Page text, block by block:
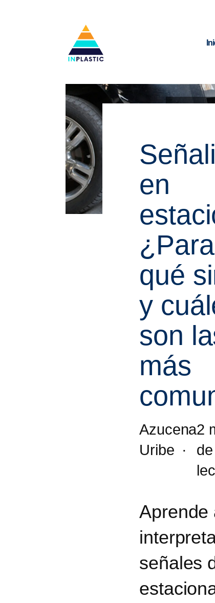
31
en
¿Para
qué
y
son
más
Azucena
Uribe
Aprende
señales